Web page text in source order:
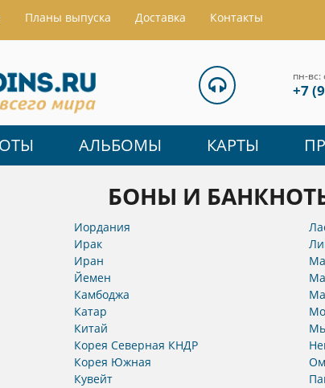
Планы выпуска Доставка Контакты
пн-вс:
+7
АЛЬБОМЫ КАРТЫ
БОНЫ И
Иордания
Ирак
Иран
Йемен
Камбоджа
Катар
Китай
Корея Северная КНДР
Корея Южная
Кувейт